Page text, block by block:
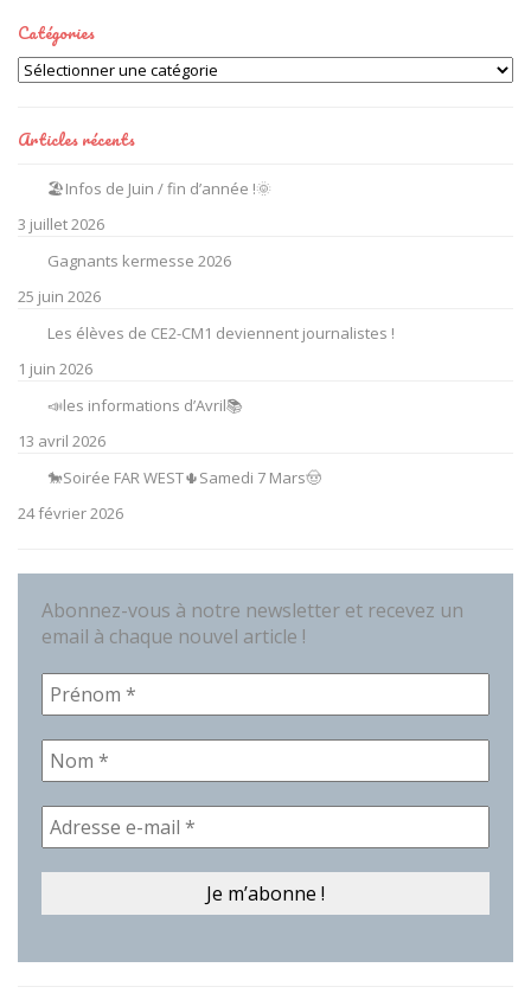
Catégories
Catégories
Articles récents
🏖️Infos de Juin / fin d’année !🌞
3 juillet 2026
Gagnants kermesse 2026
25 juin 2026
Les élèves de CE2-CM1 deviennent journalistes !
1 juin 2026
📣les informations d’Avril📚
13 avril 2026
🐎Soirée FAR WEST🌵Samedi 7 Mars🤠
24 février 2026
Abonnez-vous à notre newsletter et recevez un
email à chaque nouvel article !